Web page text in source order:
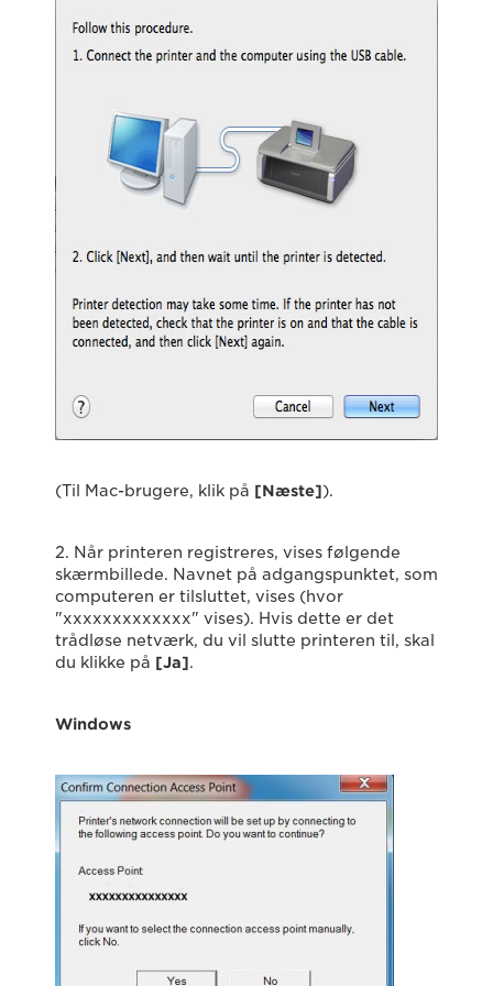
(Til Mac-brugere, klik på [Næste]).
2. Når printeren registreres, vises følgende
skærmbillede. Navnet på adgangspunktet, som
computeren er tilsluttet, vises (hvor
"xxxxxxxxxxxxx" vises). Hvis dette er det
trådløse netværk, du vil slutte printeren til, skal
du klikke på [Ja].
Windows